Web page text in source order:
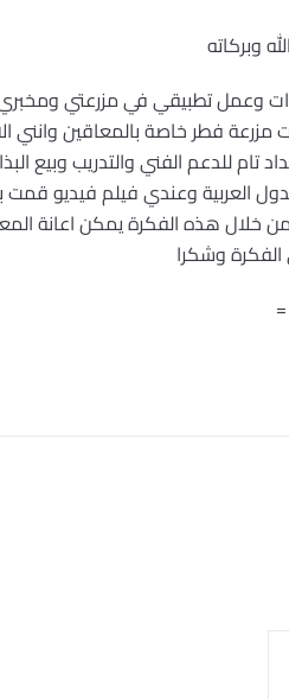
وبركاته
وعمل تطبيقي في مزرعتي ومخبري
مزرعة فطر خاصة بالمعاقين وانني
تام للدعم الفني والتدريب وبيع
العربية وعندي فيلم فيديو
خلال هذه الفكرة يمكن اعانة
الفكرة وشكرا